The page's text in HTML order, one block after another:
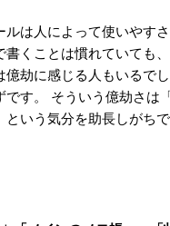
は人によって使いやすさ
書くことは慣れていても
億劫に感じる人もいるで
です。 そういう億劫さは
という気分を助長しがちで